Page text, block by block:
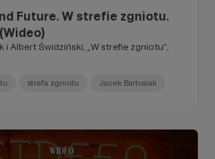
Future. W strefie zgniotu.
i Albert Świdziński, „W strefie zgniotu”,
strefa zgniotu Jacek Bartosiak